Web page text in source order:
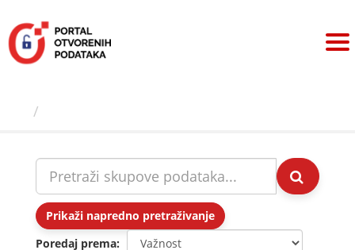
sadržaj
Prikaži napredno pretraživanje
Poredaj prema